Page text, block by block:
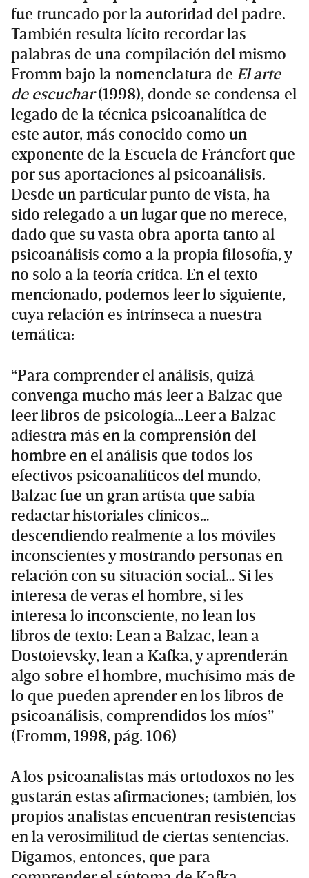
fue truncado por la autoridad del padre.
También resulta lícito recordar las
palabras de una compilación del mismo
Fromm bajo la nomenclatura de El arte
de escuchar(1998), donde se condensa el
legado de la técnica psicoanalítica de
este autor, más conocido como un
exponente de la Escuela de Fráncfort que
por sus aportaciones al psicoanálisis.
Desde un particular punto de vista, ha
sido relegado a un lugar que no merece,
dado que su vasta obra aporta tanto al
psicoanálisis como a la propia filosofía, y
no solo a la teoría crítica. En el texto
mencionado, podemos leer lo siguiente,
cuya relación es intrínseca a nuestra
temática:
“Para comprender el análisis, quizá
convenga mucho más leer a Balzac que
leer libros de psicología…Leer a Balzac
adiestra más en la comprensión del
hombre en el análisis que todos los
efectivos psicoanalíticos del mundo,
Balzac fue un gran artista que sabía
redactar historiales clínicos…
descendiendo realmente a los móviles
inconscientes y mostrando personas en
relación con su situación social… Si les
interesa de veras el hombre, si les
interesa lo inconsciente, no lean los
libros de texto: Lean a Balzac, lean a
Dostoievsky, lean a Kafka, y aprenderán
algo sobre el hombre, muchísimo más de
lo que pueden aprender en los libros de
psicoanálisis, comprendidos los míos”
(Fromm, 1998, pág. 106)
A los psicoanalistas más ortodoxos no les
gustarán estas afirmaciones; también, los
propios analistas encuentran resistencias
en la verosimilitud de ciertas sentencias.
Digamos, entonces, que para